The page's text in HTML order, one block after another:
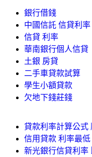
銀行借錢
中國信託 信貸利率
信貸 利率
華南銀行個人信貸
土銀 房貸
二手車貸款試算
學生小額貸款
欠地下錢莊錢
貸款利率計算公式
信用貸款 利率最
新光銀行信貸利率